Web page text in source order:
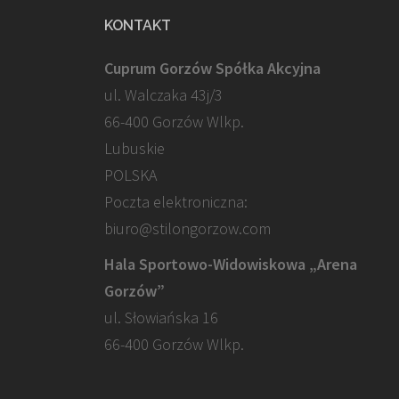
KONTAKT
Cuprum Gorzów Spółka Akcyjna
ul. Walczaka 43j/3
66-400 Gorzów Wlkp.
Lubuskie
POLSKA
Poczta elektroniczna:
biuro@stilongorzow.com
Hala Sportowo-Widowiskowa „Arena
Gorzów”
ul. Słowiańska 16
66-400 Gorzów Wlkp.